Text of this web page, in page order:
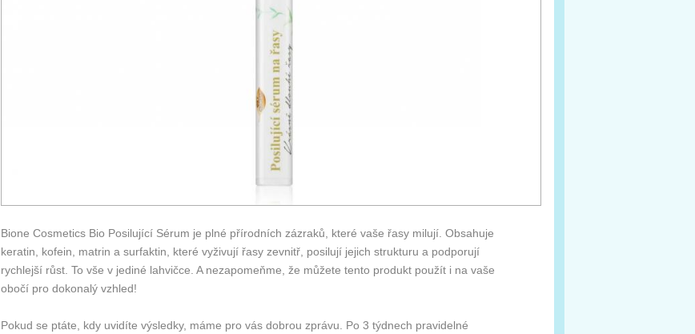
Bione Cosmetics Bio Posilující Sérum je plné přírodních zázraků, které vaše řasy milují. Obsahuje
keratin, kofein, matrin a surfaktin, které vyživují řasy zevnitř, posilují jejich strukturu a podporují
rychlejší růst. To vše v jediné lahvičce. A nezapomeňme, že můžete tento produkt použít i na vaše
obočí pro dokonalý vzhled!
Pokud se ptáte, kdy uvidíte výsledky, máme pro vás dobrou zprávu. Po 3 týdnech pravidelné